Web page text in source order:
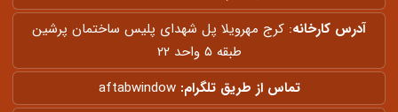
آدرس کارخانه: کرج مهرویلا پل شهدای پلیس ساختمان پرشین
طبقه ۵ واحد ۲۲
تماس از طریق تلگرام:aftabwindow